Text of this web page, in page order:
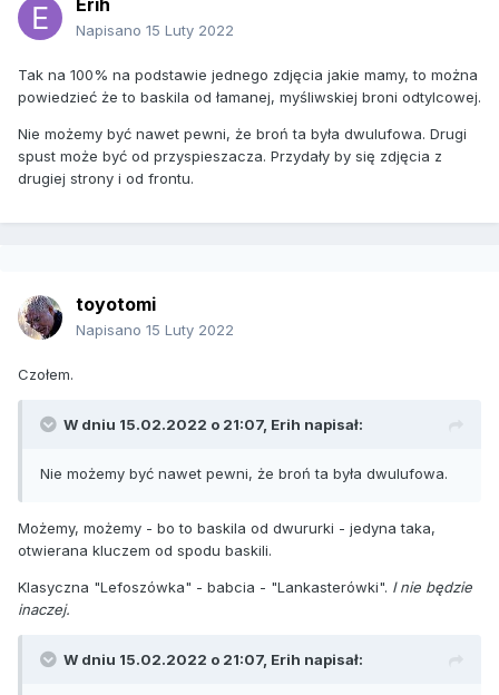
Erih
Napisano 15 Luty 2022
Tak na 100% na podstawie jednego zdjęcia jakie mamy, to można
powiedzieć że to baskila od łamanej, myśliwskiej broni odtylcowej.
Nie możemy być nawet pewni, że broń ta była dwulufowa. Drugi
spust może być od przyspieszacza. Przydały by się zdjęcia z
drugiej strony i od frontu.
toyotomi
Napisano 15 Luty 2022
Czołem.
W dniu 15.02.2022 o 21:07, Erih napisał:
Nie możemy być nawet pewni, że broń ta była dwulufowa.
Możemy, możemy - bo to baskila od dwururki - jedyna taka,
otwierana kluczem od spodu baskili.
Klasyczna "Lefoszówka" - babcia - "Lankasterówki". I nie będzie
inaczej.
W dniu 15.02.2022 o 21:07, Erih napisał: